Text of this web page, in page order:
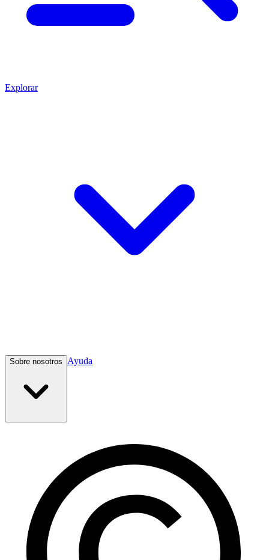
Explorar
Sobre nosotros Ayuda